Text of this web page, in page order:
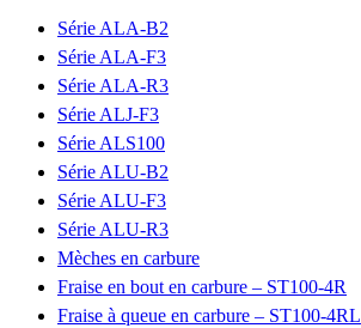
Série ALA-B2
Série ALA-F3
Série ALA-R3
Série ALJ-F3
Série ALS100
Série ALU-B2
Série ALU-F3
Série ALU-R3
Mèches en carbure
Fraise en bout en carbure – ST100-4R
Fraise à queue en carbure – ST100-4RL